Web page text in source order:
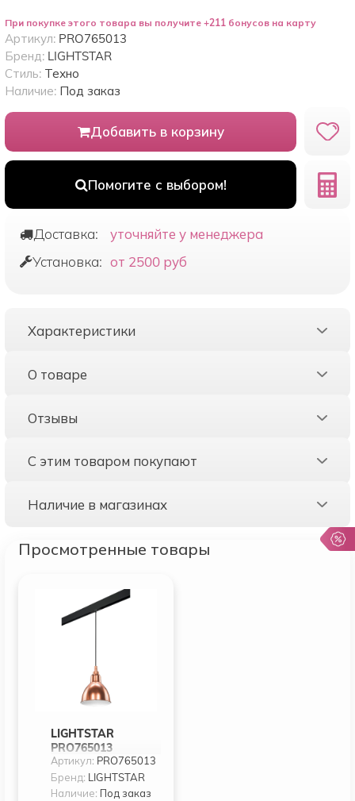
При покупке этого товара вы получите +211 бонусов на карту
Добавить в корзину
Помогите с выбором!
Артикул: PRO765013
Бренд: LIGHTSTAR
Стиль: Техно
Наличие: Под заказ
Доставка:
уточняйте у менеджера
Установка: от 2500 руб
Характеристики
О товаре
Отзывы
С этим товаром покупают
Наличие в магазинах
Просмотренные товары
LIGHTSTAR
PRO765013
СВЕТИЛЬНИК Д
1-ФАЗН ТРЕКА
LOFT 1Х40W E14
Артикул: PRO765013
Бренд: LIGHTSTAR
Наличие: Под заказ